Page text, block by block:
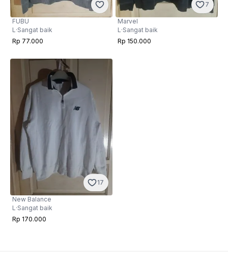
FUBU
L·Sangat baik
Rp 77.000
7
Marvel
L·Sangat baik
Rp 150.000
17
New Balance
L·Sangat baik
Rp 170.000